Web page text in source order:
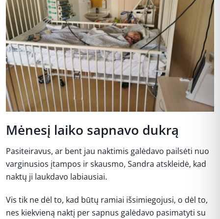
Mėnesį laiko sapnavo dukrą
Pasiteiravus, ar bent jau naktimis galėdavo pailsėti nuo
varginusios įtampos ir skausmo, Sandra atskleidė, kad
naktų ji laukdavo labiausiai.
Vis tik ne dėl to, kad būtų ramiai išsimiegojusi, o dėl to,
nes kiekvieną naktį per sapnus galėdavo pasimatyti su